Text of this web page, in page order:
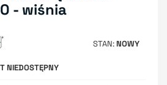
- wiśnia
STAN NOWY
NIEDOSTĘPNY